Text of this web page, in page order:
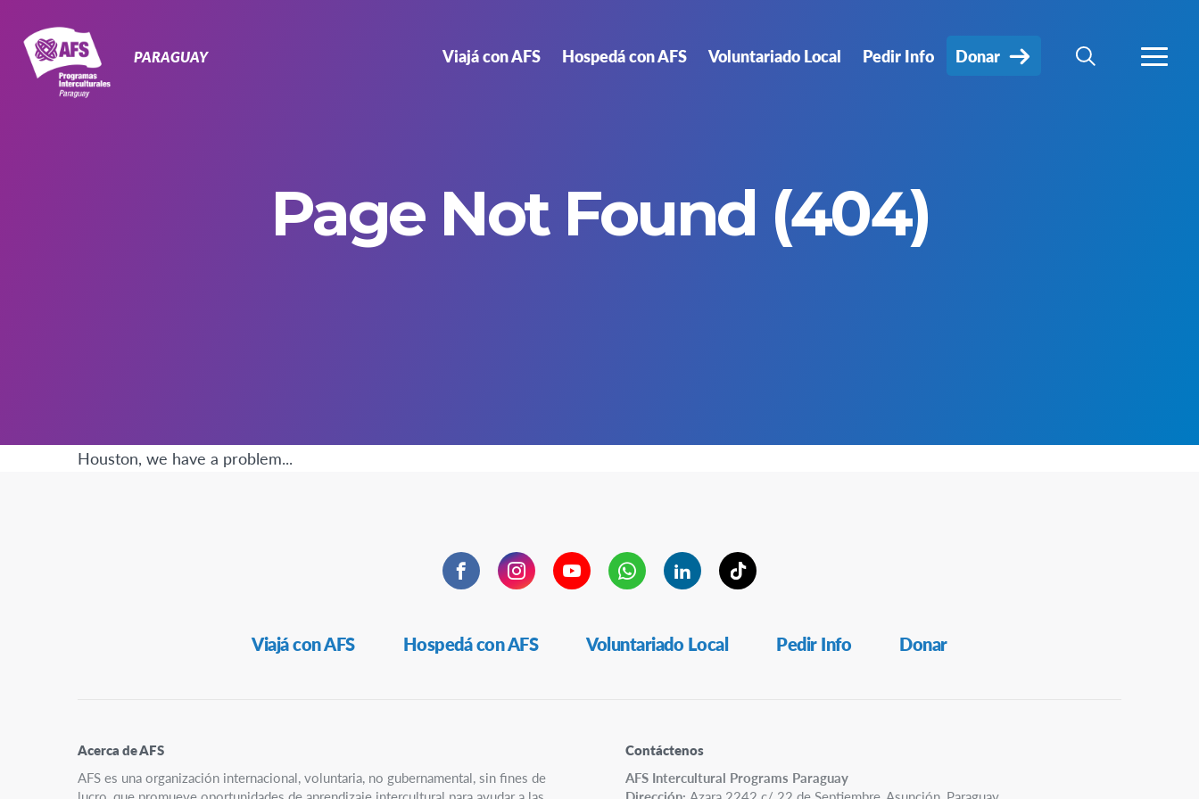
PARAGUAY Viajá con AFS Hospedá con AFS Voluntariado Local Pedir Info Donar
BÚSQUEDA
MÁS
Page Not Found (404)
Houston, we have a problem...
FacebookInstagramYouTubeWhatsAppLinkedInTikTok
Viajá con AFS Hospedá con AFS Voluntariado Local Pedir Info Donar
Contáctenos
AFS Intercultural Programs Paraguay
Acerca de AFS
AFS es una organización internacional, voluntaria, no gubernamental, sin fines de